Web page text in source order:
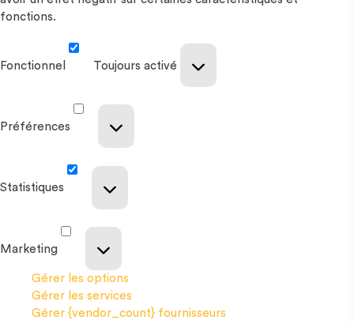
fonctions.
Fonctionnel Toujours activé
Préférences
Statistiques
Marketing
Gérer les options
Gérer les services
Gérer {vendor_count} fournisseurs